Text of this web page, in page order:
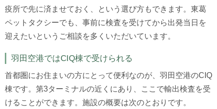
疫所で先に済ませておく、という選び方もできます。東葛
ペットタクシーでも、事前に検査を受けてから出発当日を
迎えたいというご相談を多くいただいています。
羽田空港ではCIQ棟で受けられる
首都圏にお住まいの方にとって便利なのが、羽田空港のCIQ
棟です。第3ターミナルの近くにあり、ここで輸出検査を受
けることができます。施設の概要は次のとおりです。